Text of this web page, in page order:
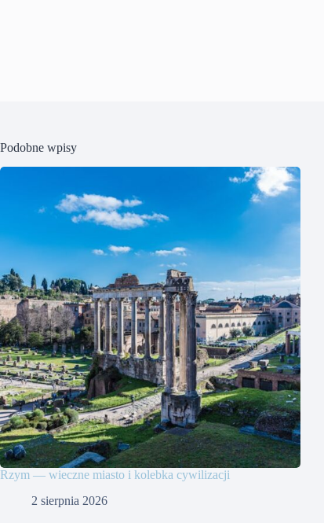
Podobne wpisy
Rzym — wieczne miasto i kolebka cywilizacji
2 sierpnia 2026